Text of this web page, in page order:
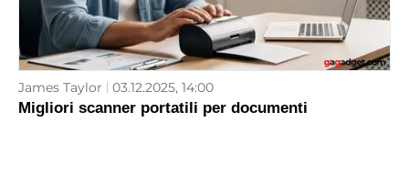
James Taylor 03.12.2025, 14:00
Migliori scanner portatili per documenti